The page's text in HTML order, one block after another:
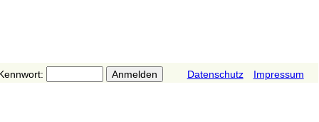
Datenschutz Impressum